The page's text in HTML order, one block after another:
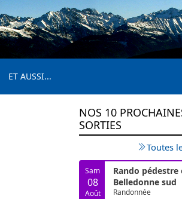
ET AUSSI...
NOS 10
SORTIES
Toutes
Sam
08
Août
Rando pédestre
Belledonne sud
Randonnée